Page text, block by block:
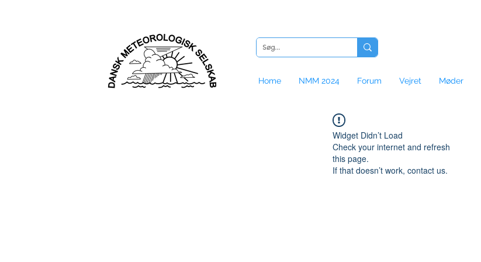
Home NMM 2024 Forum Vejret Møder
Widget Didn’t Load
Check your internet and refresh
this page.
If that doesn’t work, contact us.